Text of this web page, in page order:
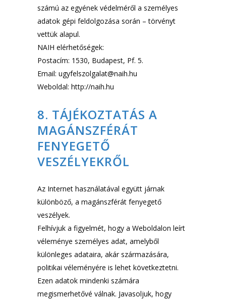
számú az egyének védelméről a személyes
adatok gépi feldolgozása során – törvényt
vettük alapul.
NAIH elérhetőségek:
Postacím: 1530, Budapest, Pf. 5.
Email: ugyfelszolgalat@naih.hu
Weboldal: http://naih.hu
8. TÁJÉKOZTATÁS A
MAGÁNSZFÉRÁT
FENYEGETŐ
VESZÉLYEKRŐL
Az Internet használatával együtt járnak
különböző, a magánszférát fenyegető
veszélyek.
Felhívjuk a figyelmét, hogy a Weboldalon leírt
véleménye személyes adat, amelyből
különleges adataira, akár származására,
politikai véleményére is lehet következtetni.
Ezen adatok mindenki számára
megismerhetővé válnak. Javasoljuk, hogy